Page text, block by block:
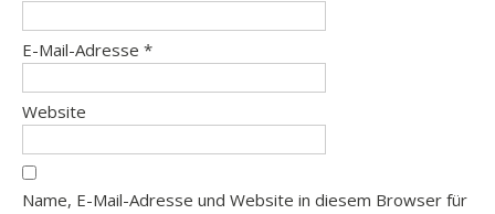
E-Mail-Adresse *
Website
Name, E-Mail-Adresse und Website in diesem Browser für